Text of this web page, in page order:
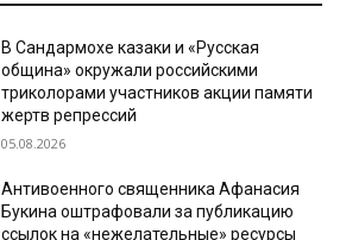
В Сандармохе казаки и «Русская
община» окружали российскими
триколорами участников акции памяти
жертв репрессий
05.08.2026
Антивоенного священника Афанасия
Букина оштрафовали за публикацию
ссылок на «нежелательные» ресурсы